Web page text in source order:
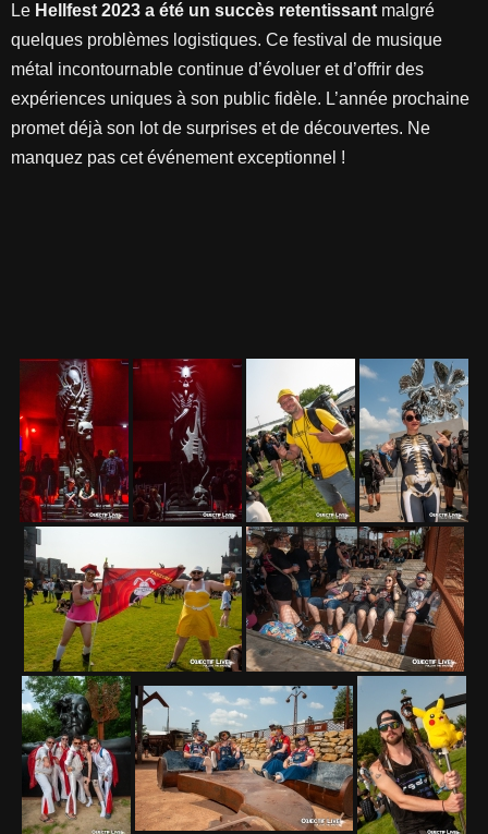
Le Hellfest 2023 a été un succès retentissant malgré
quelques problèmes logistiques. Ce festival de musique
métal incontournable continue d’évoluer et d’offrir des
expériences uniques à son public fidèle. L’année prochaine
promet déjà son lot de surprises et de découvertes. Ne
manquez pas cet événement exceptionnel !